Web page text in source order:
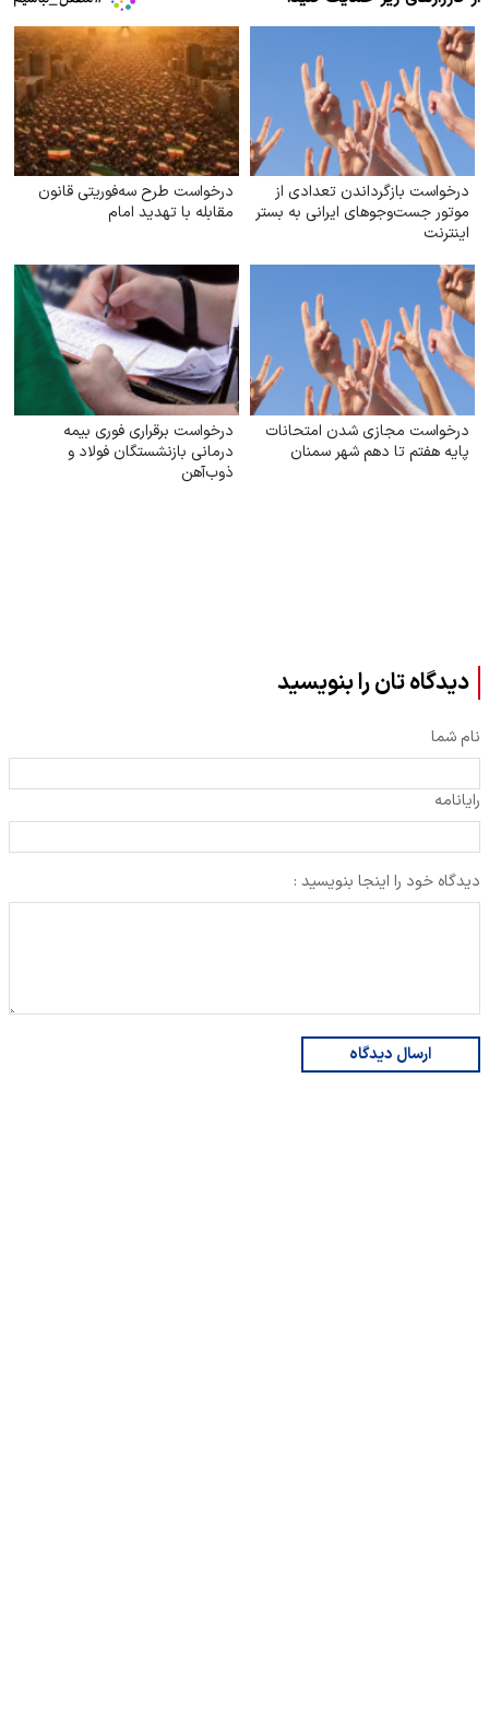
درخواست بازگرداندن تعدادی از
موتور جست‌وجوهای ایرانی به بستر
اینترنت
درخواست طرح سه‌فوریتی قانون
مقابله با تهدید امام
درخواست مجازی شدن امتحانات
پایه هفتم تا دهم شهر سمنان
درخواست برقراری فوری بیمه
درمانی بازنشستگان فولاد و
ذوب‌آهن
دیدگاه تان را بنویسید
نام شما
رایانامه
دیدگاه خود را اینجا بنویسید :
ارسال دیدگاه